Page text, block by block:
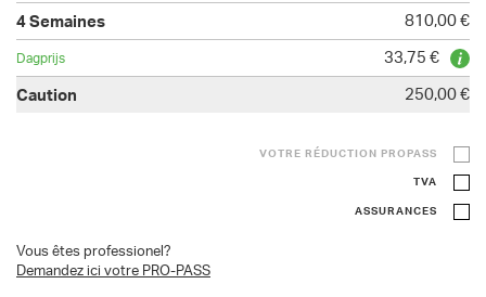
810,00 €
33,75 €
250,00 €
VOTRE RÉDUCTION PROPASS
TVA
ASSURANCES
Vous êtes professionel?
Demandez ici votre PRO-PASS